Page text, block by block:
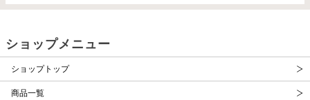
ショップメニュー
ショップトップ
商品一覧